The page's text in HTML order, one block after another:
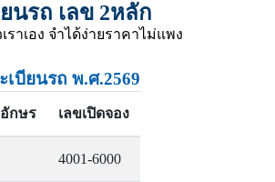
นรถ เลข 2หลัก
าเอง จำได้ง่ายราคาไม่แพง
เบียนรถ พ.ศ.2569
กษร เลขเปิดจอง
4001-6000